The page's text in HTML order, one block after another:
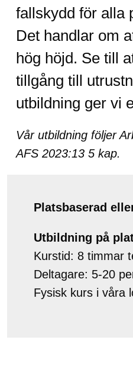
fallskydd för alla
Det handlar om
hög höjd. Se till
tillgång till
utbildning ger vi
Vår utbildning följer
AFS 2023:13 5 kap.
Platsbaserad
Utbildning på
Kurstid: 8 timmar
Deltagare: 5-20
Fysisk kurs i våra